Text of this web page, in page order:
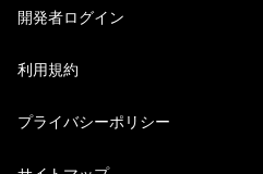
開発者ログイン
利用規約
プライバシーポリシー